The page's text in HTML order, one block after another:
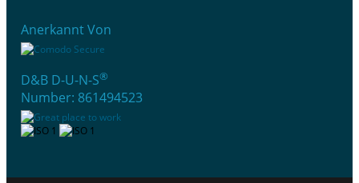
Anerkannt Von
D&B D-U-N-S®
Number: 861494523